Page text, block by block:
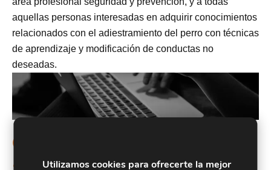
aquellas personas interesadas en adquirir conocimientos
relacionados con el adiestramiento del perro con técnicas
de aprendizaje y modificación de conductas no
deseadas.
Objetivos
Adiestrar al perro con técnicas de adiestramiento de
Utilizamos cookies para ofrecerte la mejor